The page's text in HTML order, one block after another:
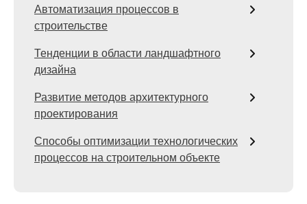
Автоматизация процессов в
строительстве
Тенденции в области ландшафтного
дизайна
Развитие методов архитектурного
проектирования
Способы оптимизации технологических
процессов на строительном объекте